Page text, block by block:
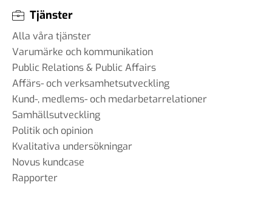
Tjänster
Alla våra tjänster
Varumärke och kommunikation
Public Relations & Public Affairs
Affärs- och verksamhetsutveckling
Kund-, medlems- och medarbetarrelationer
Samhällsutveckling
Politik och opinion
Kvalitativa undersökningar
Novus kundcase
Rapporter